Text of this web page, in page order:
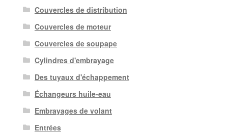
Couvercles de distribution
Couvercles de moteur
Couvercles de soupape
Cylindres d'embrayage
Des tuyaux d'échappement
Échangeurs huile-eau
Embrayages de volant
Entrées